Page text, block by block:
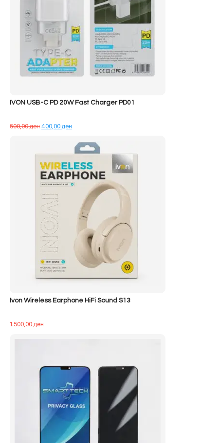
IVON USB-C PD 20W Fast Charger PD01
500,00денÇmimi
400,00ден
tanishëm
është:
Ivon Wireless Earphone HiFi Sound S13
1.500,00ден